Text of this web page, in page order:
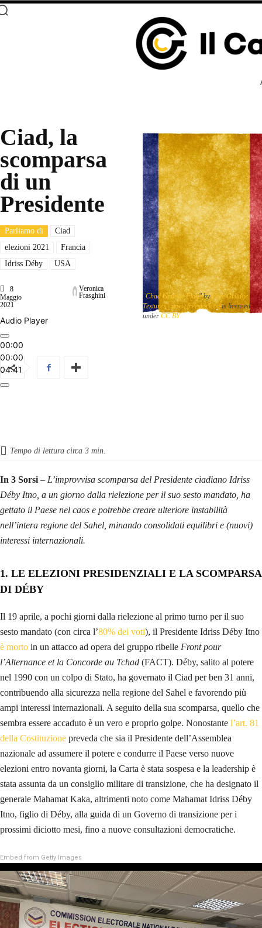
Ciad, la
scomparsa
di un
Presidente
Parliamo di
Ciad
elezioni 2021
Francia
Idriss Déby
USA
8
Maggio
2021
Veronica
Frasghini
Audio Player
00:00
00:00
04:41
"Chad Grunge Flag" byFree Grunge
Textures - www.freestock.cais licensed
under CC BY
Tempo di lettura circa 3 min.
In 3 Sorsi – L’improvvisa scomparsa del Presidente ciadiano Idriss
Déby Itno, a un giorno dalla rielezione per il suo sesto mandato, ha
gettato il Paese nel caos e potrebbe creare ulteriore instabilità
nell’intera regione del Sahel, minando consolidati equilibri e (nuovi)
interessi internazionali.
1. LE ELEZIONI PRESIDENZIALI E LA SCOMPARSA
DI DÉBY
Il 19 aprile, a pochi giorni dalla rielezione al primo turno per il suo
sesto mandato (con circa l’80% dei voti), il Presidente Idriss Déby Itno
è morto in un attacco ad opera del gruppo ribelle Front pour
l’Alternance et la Concorde au Tchad (FACT). Déby, salito al potere
nel 1990 con un colpo di Stato, ha governato il Ciad per ben 31 anni,
contribuendo alla sicurezza nella regione del Sahel e favorendo più
ampi interessi internazionali. A seguito della sua scomparsa, quello che
sembra essere accaduto è un vero e proprio golpe. Nonostante l’art. 81
della Costituzione preveda che sia il Presidente dell’Assemblea
nazionale ad assumere il potere e condurre il Paese verso nuove
elezioni entro novanta giorni, la Carta è stata sospesa e la leadership è
stata assunta da un consiglio militare di transizione, che ha designato il
generale Mahamat Kaka, altrimenti noto come Mahamat Idriss Déby
Itno, figlio di Déby, alla guida di un Governo di transizione per i
prossimi diciotto mesi, fino a nuove consultazioni democratiche.
Embed from Getty Images